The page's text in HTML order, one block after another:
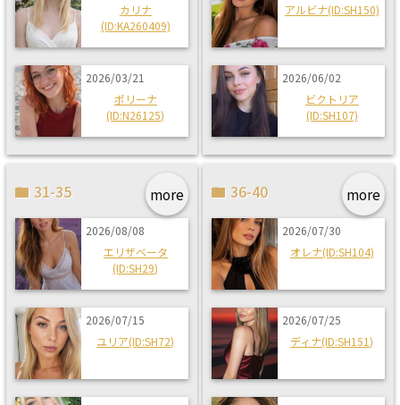
カリナ
(ID:KA260409)
2026/03/21
ポリーナ
(ID:N26125)
アルビナ(ID:SH150)
2026/06/02
ビクトリア
(ID:SH107)
more
31-35
2026/08/08
エリザベータ
(ID:SH29)
2026/07/15
ユリア(ID:SH72)
more
36-40
2026/07/30
オレナ(ID:SH104)
2026/07/25
ディナ(ID:SH151)